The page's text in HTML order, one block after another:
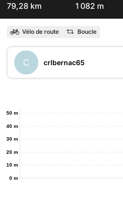
79,28 km 1 082 m
Vélo de route Boucle
C crlbernac65
0 m
10 m
20 m
30 m
40 m
50 m